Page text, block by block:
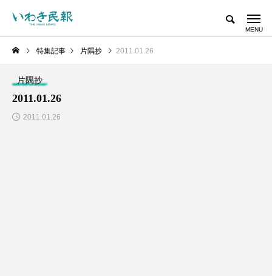
特集記事 片隅抄 2011.01.26
片隅抄
2011.01.26
2011.01.26